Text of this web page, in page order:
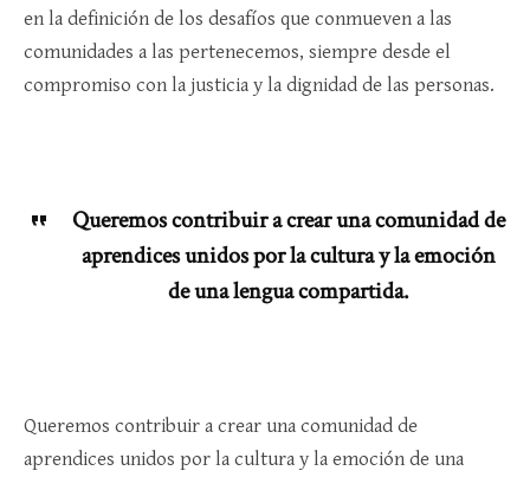
en la definición de los desafíos que conmueven a las
comunidades a las pertenecemos, siempre desde el
compromiso con la justicia y la dignidad de las personas.
Queremos contribuir a crear una comunidad de
aprendices unidos por la cultura y la emoción
de una lengua compartida.
Queremos contribuir a crear una comunidad de
aprendices unidos por la cultura y la emoción de una